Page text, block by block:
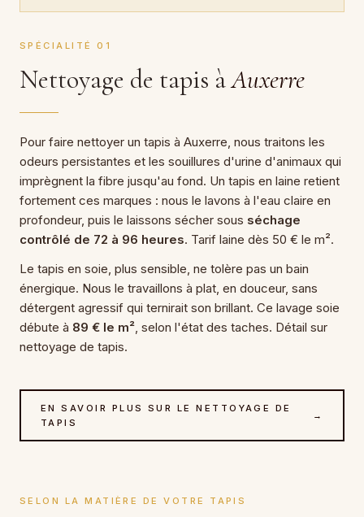
SPÉCIALITÉ 01
Nettoyage de tapis àAuxerre
Pour faire nettoyer un tapis à Auxerre, nous traitons les
odeurs persistantes et les souillures d'urine d'animaux qui
imprègnent la fibre jusqu'au fond. Un tapis en laine retient
fortement ces marques : nous le lavons à l'eau claire en
profondeur, puis le laissons sécher sous séchage
contrôlé de 72 à 96 heures. Tarif laine dès 50 € le m².
Le tapis en soie, plus sensible, ne tolère pas un bain
énergique. Nous le travaillons à plat, en douceur, sans
détergent agressif qui ternirait son brillant. Ce lavage soie
débute à 89 € le m² , selon l'état des taches. Détail sur
nettoyage de tapis.
EN SAVOIR PLUS SUR LE NETTOYAGE DE
TAPIS
→
SELON LA MATIÈRE DE VOTRE TAPIS